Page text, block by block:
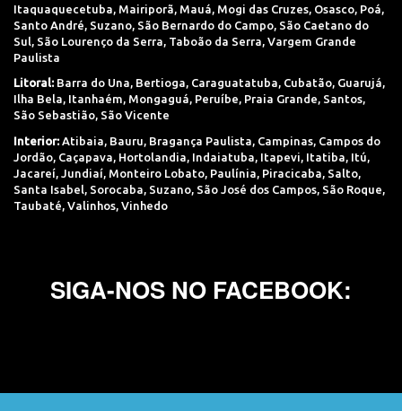
Itaquaquecetuba Mairiporã Mauá Mogi das Cruzes Osasco Poá
Santo André Suzano São Bernardo do Campo São Caetano do
Sul São Lourenço da Serra Taboão da Serra Vargem Grande
Paulista
Litoral: Barra do Una, Bertioga, Caraguatatuba, Cubatão, Guarujá,
Ilha Bela, Itanhaém, Mongaguá, Peruíbe, Praia Grande, Santos,
São Sebastião, São Vicente
Interior: Atibaia Bauru Bragança Paulista Campinas Campos do
Jordão Caçapava Hortolandia Indaiatuba Itapevi Itatiba Itú
Jacareí
Jundiaí Monteiro Lobato Paulínia Piracicaba Salto
Santa Isabel Sorocaba Suzano São José dos Campos São Roque
Taubaté Valinhos Vinhedo
SIGA-NOS NO FACEBOOK: